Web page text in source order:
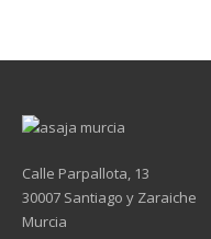
Calle Parpallota, 13
30007 Santiago y Zaraiche
Murcia